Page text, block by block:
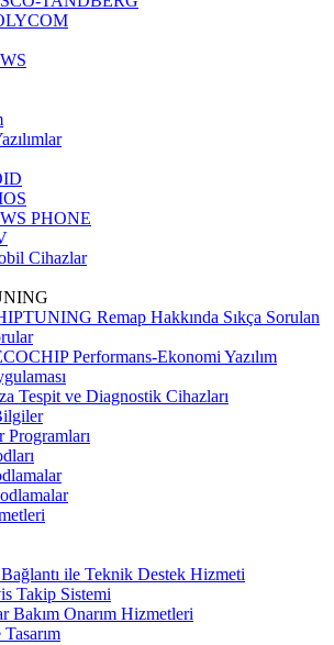
PHONE
Cihazlar
Remap Hakkında Sıkça Sorulan
Performans-Ekonomi Yazılım
Tespit ve Diagnostik Cihazları
Programları
ile Teknik Destek Hizmeti
Takip Sistemi
Bakım Onarım Hizmetleri